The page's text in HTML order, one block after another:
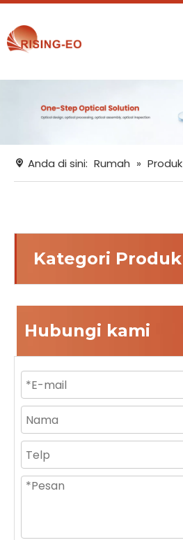
Anda di sini: Rumah » Produk
Kategori Produk
Hubungi kami